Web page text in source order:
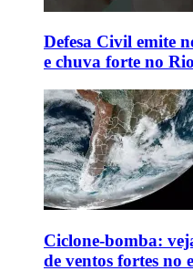
Defesa Civil emite
e chuva forte no
Ciclone-bomba:
de ventos fortes no